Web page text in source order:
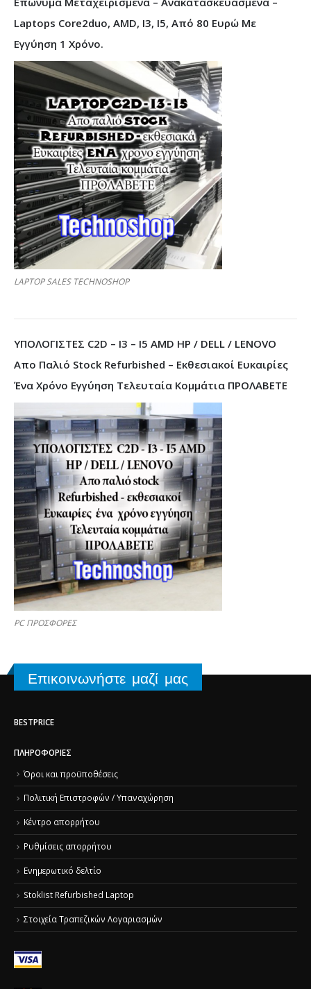
Laptops Core2duo, AMD, I3, I5, Από 80 Ευρώ Με
Εγγύηση 1 Χρόνο.
LAPTOP SALES TECHNOSHOP
ΥΠΟΛΟΓΙΣΤΕΣ C2D – I3 – I5 AMD HP / DELL / LENOVO
Απο Παλιό Stock Refurbished – Εκθεσιακοί Ευκαιρίες
Ένα Χρόνο Εγγύηση Τελευταία Κομμάτια ΠΡΟΛΑΒΕΤΕ
PC ΠΡΟΣΦΟΡΕΣ
Επικοινωνήστε μαζί μας
BESTPRICE
ΠΛΗΡΟΦΟΡΊΕΣ
Όροι και προϋποθέσεις
Πολιτική Επιστροφών / Υπαναχώρηση
Κέντρο απορρήτου
Ρυθμίσεις απορρήτου
Ενημερωτικό δελτίο
Stoklist Refurbished Laptop
Στοιχεία Τραπεζικών Λογαριασμών